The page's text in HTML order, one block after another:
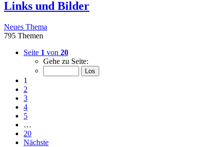
Links und Bilder
Neues Thema
795 Themen
Seite 1 von 20
Gehe zu Seite:
1
2
3
4
5
…
20
Nächste